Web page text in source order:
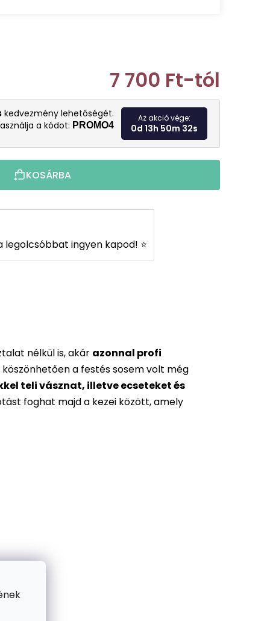
7 700 Ft-tól
Egységár:
kedvezmény lehetőségét.
a kódot: PROMO4
Az akció vége:
0d 13h 50m 31s
KOSÁRBA
legolcsóbbat ingyen kapod! ⭐
nélkül is, akár azonnal profi
a festés sosem volt még
teli vásznat, illetve ecseteket és
foghat majd a kezei között, amely